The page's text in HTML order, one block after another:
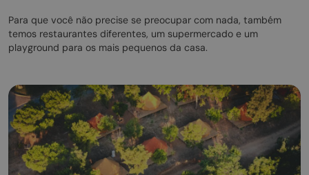
Para que você não precise se preocupar com nada, também
temos restaurantes diferentes, um supermercado e um
playground para os mais pequenos da casa.